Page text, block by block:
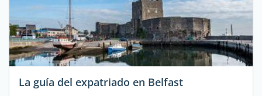
La guía del expatriado en Belfast